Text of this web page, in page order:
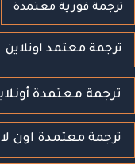
ترجمة فورية معتمدة
ترجمة معتمد اونلاين
ترجمة معتمدة
ترجمة معتمدة اون